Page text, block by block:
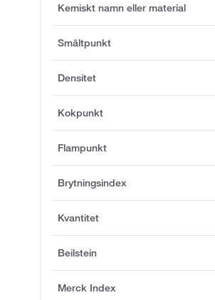
Kemiskt namn eller material
Smältpunkt
Densitet
Kokpunkt
Flampunkt
Brytningsindex
Kvantitet
Beilstein
Merck Index